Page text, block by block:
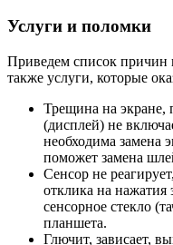
Услуги и поломки
Приведем список причин
также услуги, которые
Трещина на экране,
(дисплей) не
необходима замена
поможет замена
Сенсор не
отклика на нажатия
сенсорное стекло
планшета.
Глючит, зависает,